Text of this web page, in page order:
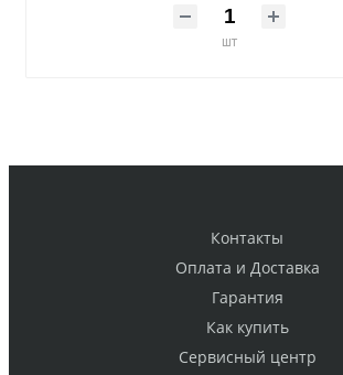
шт
Контакты
Оплата и Доставка
Гарантия
Как купить
Cервисный центр